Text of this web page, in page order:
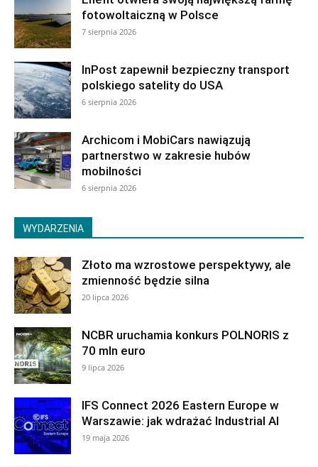
fotowoltaiczną w Polsce
7 sierpnia 2026
InPost zapewnił bezpieczny transport
polskiego satelity do USA
6 sierpnia 2026
Archicom i MobiCars nawiązują
partnerstwo w zakresie hubów
mobilności
6 sierpnia 2026
WYDARZENIA
Złoto ma wzrostowe perspektywy, ale
zmienność będzie silna
20 lipca 2026
NCBR uruchamia konkurs POLNORIS z
70 mln euro
9 lipca 2026
IFS Connect 2026 Eastern Europe w
Warszawie: jak wdrażać Industrial AI
19 maja 2026